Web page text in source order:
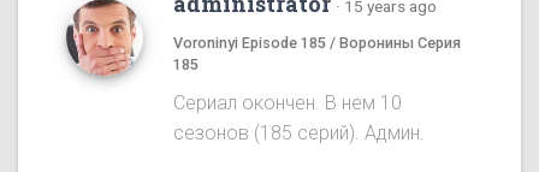
· 15 years ago
Voroninyi Episode 185 / Воронины Серия
185
Сериал окончен. В нем 10
сезонов (185 серий). Админ.